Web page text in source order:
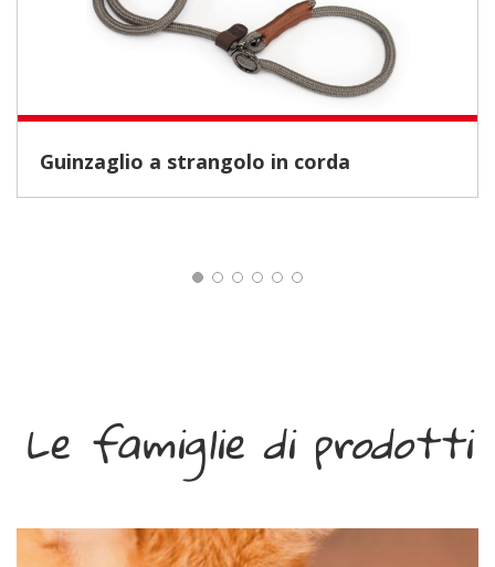
Guinzaglio a strangolo in corda
Le famiglie di prodotti